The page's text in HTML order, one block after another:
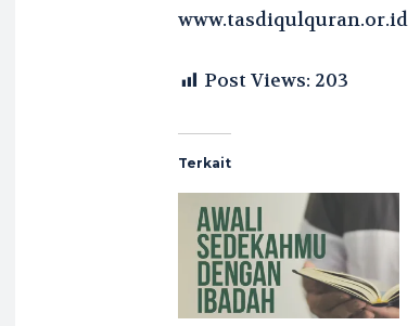
www.tasdiqulquran.or.id
Post Views: 203
Terkait